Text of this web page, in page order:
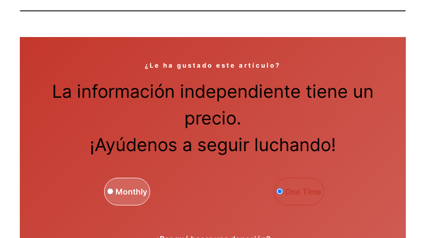
¿Le ha gustado este artículo?
La información independiente tiene un
precio.
¡Ayúdenos a seguir luchando!
One Time
Monthly